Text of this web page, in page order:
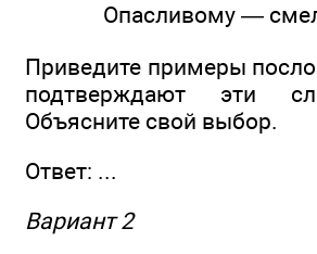
Опасливому —
Приведите примеры
подтверждают эти
Объясните свой выбор.
Ответ: ...
Вариант 2